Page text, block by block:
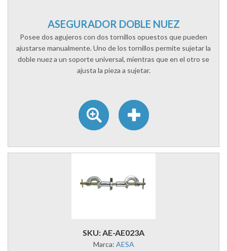
ASEGURADOR DOBLE NUEZ
Posee dos agujeros con dos tornillos opuestos que pueden
ajustarse manualmente. Uno de los tornillos permite sujetar la
doble nuez a un soporte universal, mientras que en el otro se
ajusta la pieza a sujetar.
SKU: AE-AE023A
Marca: AESA